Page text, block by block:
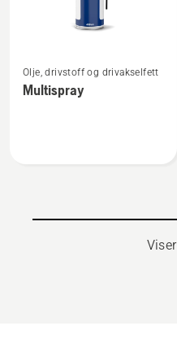
flere
detaljer
Olje, drivstoff og drivakselfett
Multispray